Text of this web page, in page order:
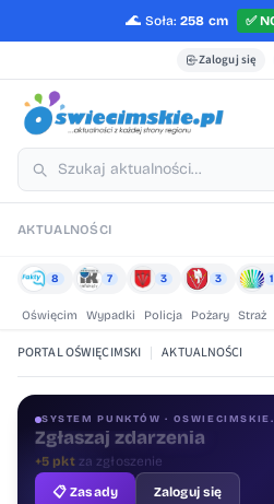
🌊 Soła: 258 cm ✅
Zaloguj się
AKTUALNOŚCI
8 7 3 3 1
Oświęcim Wypadki Policja Pożary Straż
PORTAL OŚWIĘCIMSKI | AKTUALNOŚCI
SYSTEM PUNKTÓW ·
Oceniaj treści
+1 pktza ocenę
📋 Zasady
Zaloguj się